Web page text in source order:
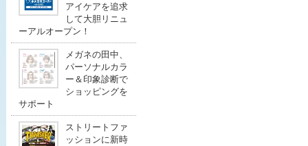
アイケアを追求
して大胆リニュ
ーアルオープン！
メガネの田中、
パーソナルカラ
ー＆印象診断で
ショッピングを
サポート
ストリートファ
ッションに新時